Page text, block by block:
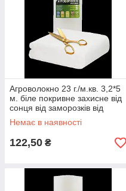
Агроволокно 23 г./м.кв. 3,2*5
м. біле покривне захисне від
сонця від заморозків від
птахів від комах фасоване
Немає в наявності
122,50 ₴